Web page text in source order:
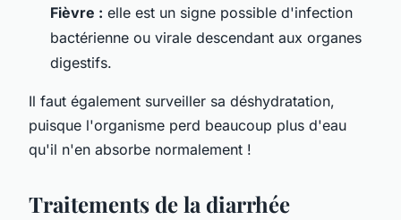
Fièvre : elle est un signe possible d'infection
bactérienne ou virale descendant aux organes
digestifs.
Il faut également surveiller sa déshydratation,
puisque l'organisme perd beaucoup plus d'eau
qu'il n'en absorbe normalement !
Traitements de la diarrhée